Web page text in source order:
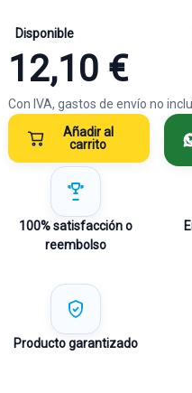
Disponible
12,10 €
Con IVA, gastos de envío no
Añadir al
carrito
100% satisfacción o
reembolso
Producto garantizado